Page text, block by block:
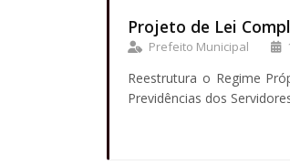
Projeto de Lei
Prefeito Municipal
Reestrutura o Regime
Previdências dos